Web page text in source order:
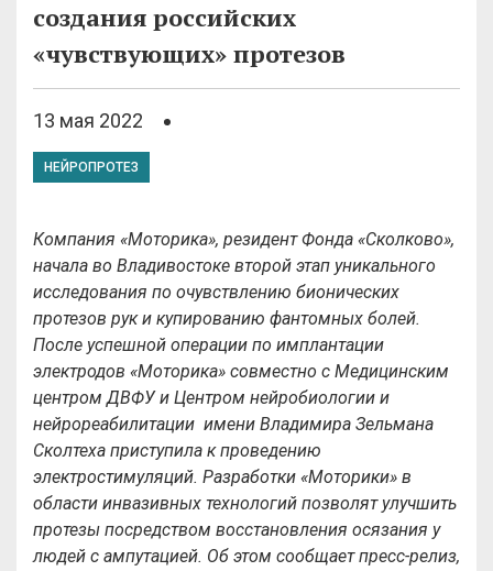
создания российских
«чувствующих» протезов
13 мая 2022
НЕЙРОПРОТЕЗ
Компания «Моторика», резидент Фонда «Сколково»,
начала во Владивостоке второй этап уникального
исследования по очувствлению бионических
протезов рук и купированию фантомных болей.
После успешной операции по имплантации
электродов «Моторика» совместно с Медицинским
центром ДВФУ и Центром нейробиологии и
нейрореабилитации имени Владимира Зельмана
Сколтеха приступила к проведению
электростимуляций. Разработки «Моторики» в
области инвазивных технологий позволят улучшить
протезы посредством восстановления осязания у
людей с ампутацией. Об этом сообщает пресс-релиз,